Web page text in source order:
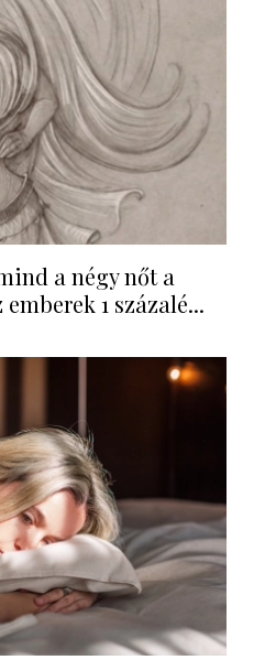
a négy nőt a
1 százalé...